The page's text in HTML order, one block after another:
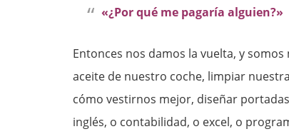
«¿Por qué me pagaría alguien?»
Entonces nos damos la vuelta, y
aceite de nuestro coche, limpiar
cómo vestirnos mejor, diseñar
inglés, o contabilidad, o excel, o